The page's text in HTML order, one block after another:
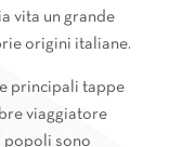
vita un grande
origini italiane.
principali tappe
viaggiatore
popoli sono